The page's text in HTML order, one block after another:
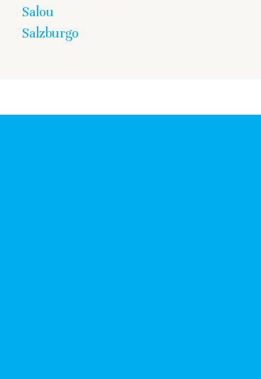
Salou
Salzburgo